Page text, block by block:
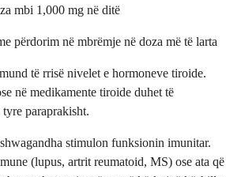
mbi 1,000 mg në ditë
përdorim në mbrëmje në doza më të larta
të rrisë nivelet e hormoneve tiroide.
në medikamente tiroide duhet të
paraprakisht.
stimulon funksionin imunitar.
(lupus, artrit reumatoid, MS) ose ata që